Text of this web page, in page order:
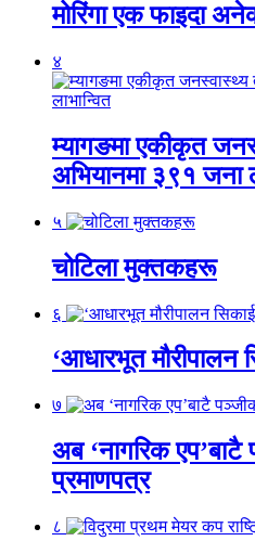
मोरिंगा एक फाइदा
४
म्यागङमा एकीकृत
अभियानमा ३९१ जना
५
चोटिला मुक्तकहरू
६
‘आधारभूत मौरीपालन
७
अब ‘नागरिक
प्रमाणपत्र
८